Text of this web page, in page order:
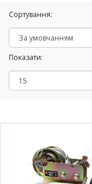
Сортування:
Показати: